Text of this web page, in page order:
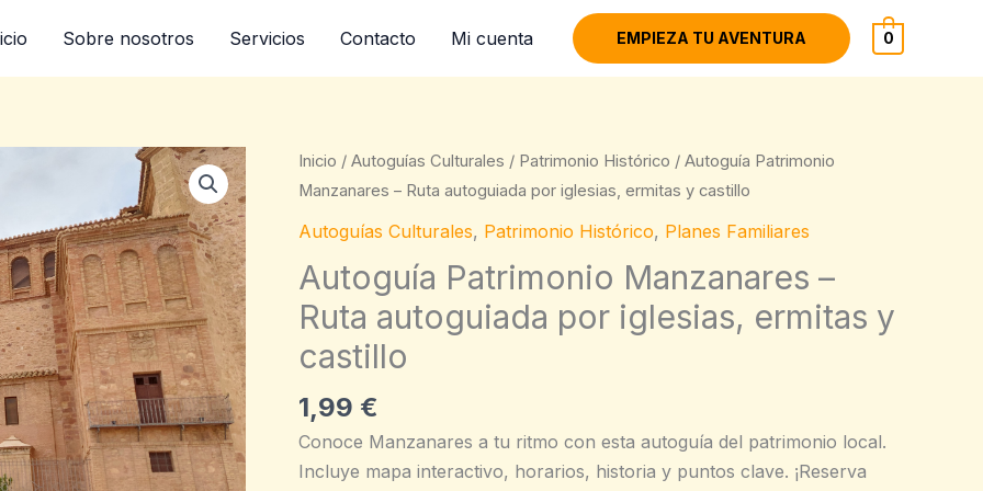
Sobre nosotros Servicios Contacto Mi cuenta EMPIEZA TU AVENTURA 0
Inicio / Autoguías Culturales / Patrimonio Histórico / Autoguía Patrimonio
Manzanares – Ruta autoguiada por iglesias, ermitas y castillo
Autoguías Culturales, Patrimonio Histórico, Planes Familiares
Autoguía Patrimonio Manzanares –
Ruta autoguiada por iglesias, ermitas y
castillo
1,99 €
Conoce Manzanares a tu ritmo con esta autoguía del patrimonio local.
Incluye mapa interactivo, horarios, historia y puntos clave. ¡Reserva
Autoguía
Patrimonio
Manzanares
Ruta
autoguiada
iglesias,
ermitas
cantidad